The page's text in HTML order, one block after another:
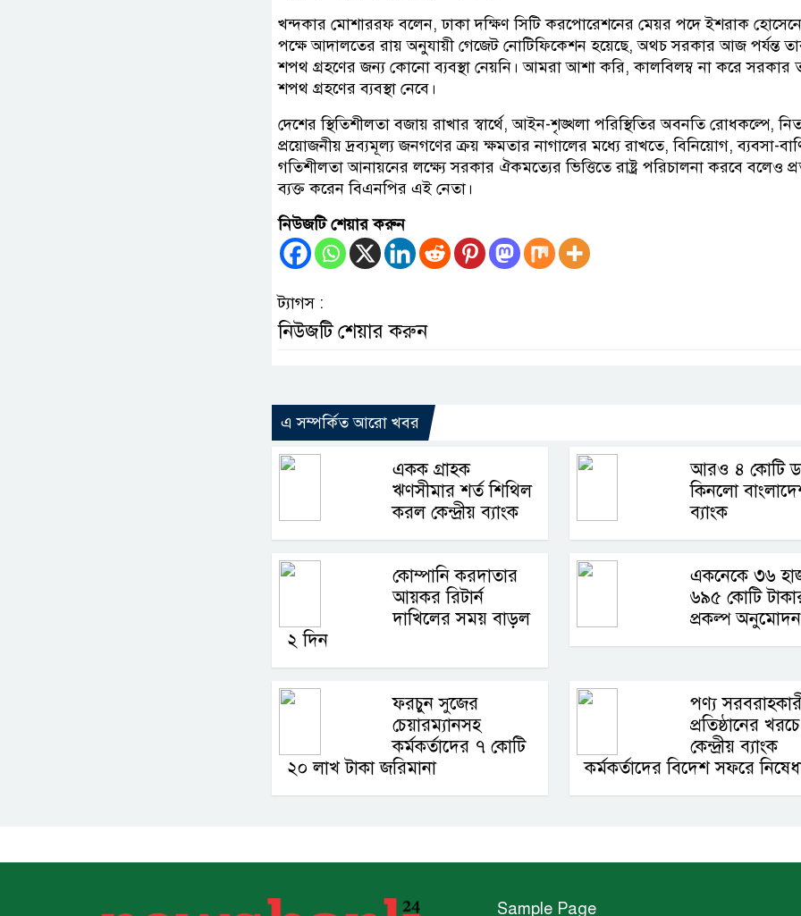
খন্দকার মোশাররফ বলেন, ঢাকা দক্ষিণ সিটি করপোরেশনের মেয়র পদে ইশরাক
পক্ষে আদালতের রায় অনুযায়ী গেজেট নোটিফিকেশন হয়েছে, অথচ সরকার আজ পর্যন্ত
শপথ গ্রহণের জন্য কোনো ব্যবস্থা নেয়নি। আমরা আশা করি, কালবিলম্ব না করে সরকার
শপথ গ্রহণের ব্যবস্থা নেবে।
দেশের স্থিতিশীলতা বজায় রাখার স্বার্থে, আইন-শৃঙ্খলা পরিস্থিতির অবনতি রোধকল্পে,
প্রয়োজনীয় দ্রব্যমূল্য জনগণের ক্রয় ক্ষমতার নাগালের মধ্যে রাখতে, বিনিয়োগ, ব্যবসা-
গতিশীলতা আনায়নের লক্ষ্যে সরকার ঐকমত্যের ভিত্তিতে রাষ্ট্র পরিচালনা করবে বলেও
ব্যক্ত করেন বিএনপির এই নেতা।
নিউজটি শেয়ার করুন
ট্যাগস :
নিউজটি শেয়ার করুন
এ সম্পর্কিত আরো খবর
একক গ্রাহক
ঋণসীমার শর্ত শিথিল
করল কেন্দ্রীয় ব্যাংক
আরও ৪ কোটি
কিনলো
ব্যাংক
কোম্পানি করদাতার
আয়কর রিটার্ন
দাখিলের সময় বাড়ল
২ দিন
একনেকে ৩৬
৬৯৫ কোটি
প্রকল্প অনুমোদন
ফরচুন সুজের
চেয়ারম্যানসহ
কর্মকর্তাদের ৭ কোটি
২০ লাখ টাকা জরিমানা
পণ্য
প্রতিষ্ঠানের খরচে
কেন্দ্রীয় ব্যাংক
কর্মকর্তাদের বিদেশ সফরে
Sample Page